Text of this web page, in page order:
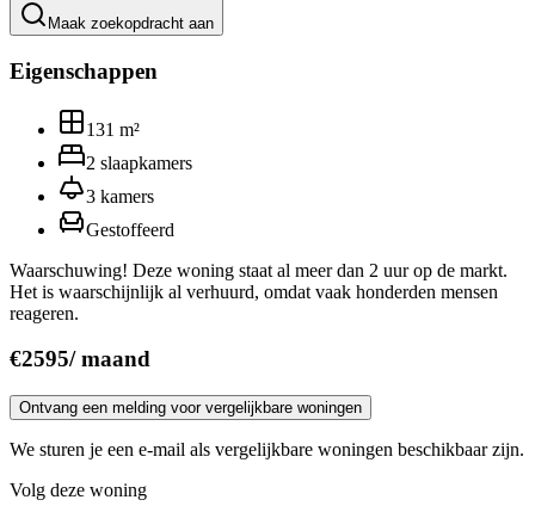
Maak zoekopdracht aan
Eigenschappen
131 m²
2 slaapkamers
3 kamers
Gestoffeerd
Waarschuwing! Deze woning staat al meer dan 2 uur op de markt.
Het is waarschijnlijk al verhuurd, omdat vaak honderden mensen
reageren.
€2595/maand
Ontvang een melding voor vergelijkbare woningen
We sturen je een e-mail als vergelijkbare woningen beschikbaar zijn.
Volg deze woning